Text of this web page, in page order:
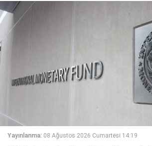
Yayınlanma: 08 Ağustos 2026 Cumartesi 14:19